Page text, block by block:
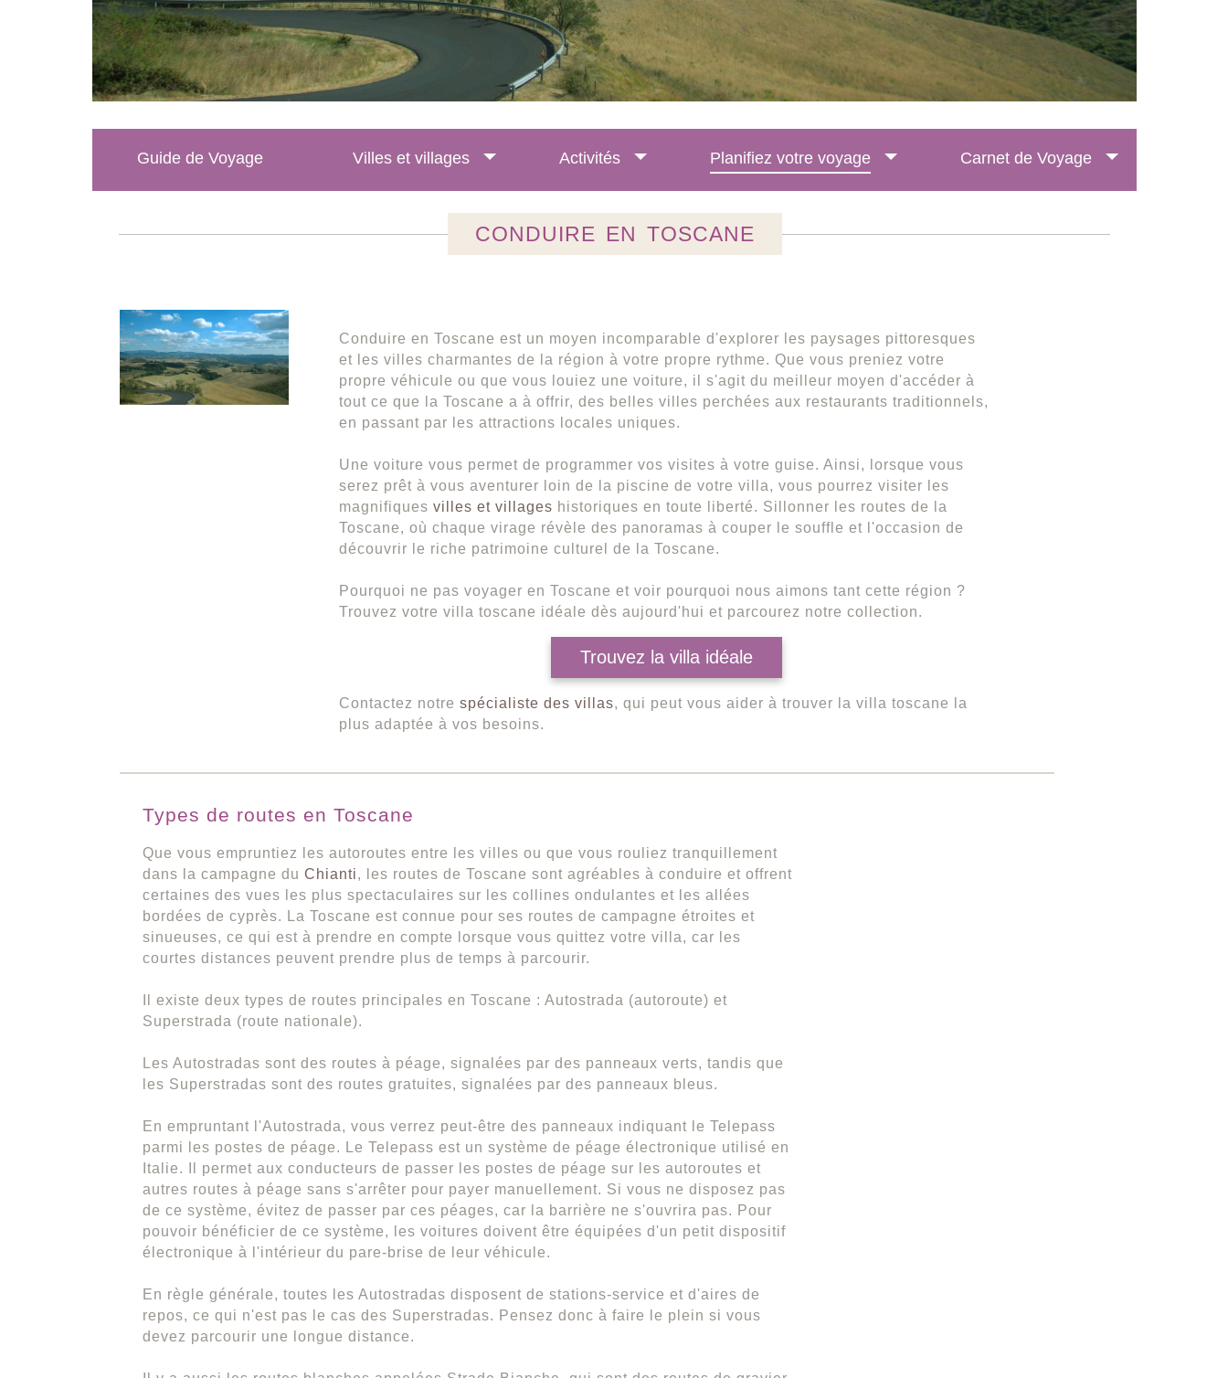
Guide de Voyage Villes et villages Activités Planifiez votre voyage Carnet de Voyage
CONDUIRE EN TOSCANE
Conduire en Toscane est un moyen incomparable d'explorer les paysages pittoresques
et les villes charmantes de la région à votre propre rythme. Que vous preniez votre
propre véhicule ou que vous louiez une voiture, il s'agit du meilleur moyen d'accéder à
tout ce que la Toscane a à offrir, des belles villes perchées aux restaurants traditionnels,
en passant par les attractions locales uniques.
Une voiture vous permet de programmer vos visites à votre guise. Ainsi, lorsque vous
serez prêt à vous aventurer loin de la piscine de votre villa, vous pourrez visiter les
magnifiques villes et villages historiques en toute liberté. Sillonner les routes de la
Toscane, où chaque virage révèle des panoramas à couper le souffle et l'occasion de
découvrir le riche patrimoine culturel de la Toscane.
Pourquoi ne pas voyager en Toscane et voir pourquoi nous aimons tant cette région ?
Trouvez votre villa toscane idéale dès aujourd'hui et parcourez notre collection.
Trouvez la villa idéale
Contactez notre spécialiste des villas, qui peut vous aider à trouver la villa toscane la
plus adaptée à vos besoins.
Types de routes en Toscane
Que vous empruntiez les autoroutes entre les villes ou que vous rouliez tranquillement
dans la campagne du Chianti, les routes de Toscane sont agréables à conduire et offrent
certaines des vues les plus spectaculaires sur les collines ondulantes et les allées
bordées de cyprès. La Toscane est connue pour ses routes de campagne étroites et
sinueuses, ce qui est à prendre en compte lorsque vous quittez votre villa, car les
courtes distances peuvent prendre plus de temps à parcourir.
Il existe deux types de routes principales en Toscane : Autostrada (autoroute) et
Superstrada (route nationale).
Les Autostradas sont des routes à péage, signalées par des panneaux verts, tandis que
les Superstradas sont des routes gratuites, signalées par des panneaux bleus.
En empruntant l'Autostrada, vous verrez peut-être des panneaux indiquant le Telepass
parmi les postes de péage. Le Telepass est un système de péage électronique utilisé en
Italie. Il permet aux conducteurs de passer les postes de péage sur les autoroutes et
autres routes à péage sans s'arrêter pour payer manuellement. Si vous ne disposez pas
de ce système, évitez de passer par ces péages, car la barrière ne s'ouvrira pas. Pour
pouvoir bénéficier de ce système, les voitures doivent être équipées d'un petit dispositif
électronique à l'intérieur du pare-brise de leur véhicule.
En règle générale, toutes les Autostradas disposent de stations-service et d'aires de
repos, ce qui n'est pas le cas des Superstradas. Pensez donc à faire le plein si vous
devez parcourir une longue distance.